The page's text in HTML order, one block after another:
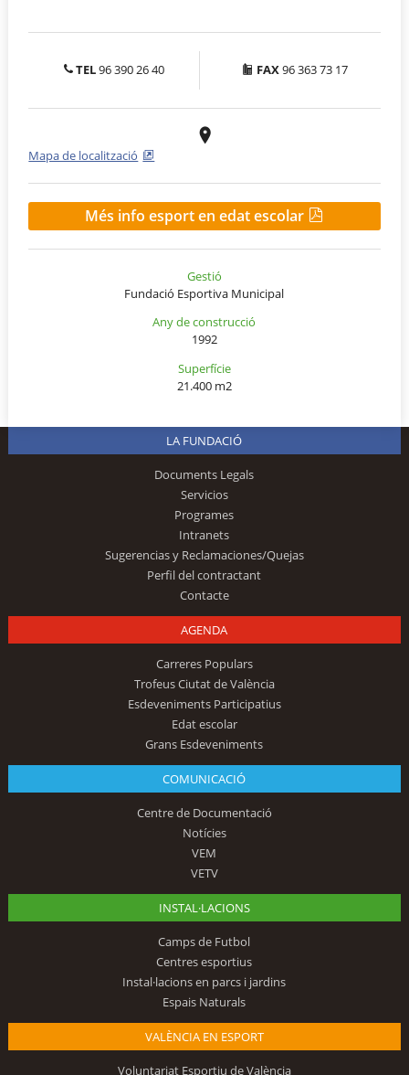
TEL96 390 26 40 FAX96 363 73 17
Mapa de localització
Més info esport en edat escolar
Gestió
Fundació Esportiva Municipal
Any de construcció
1992
Superfície
21.400 m2
LA FUNDACIÓ
Documents Legals
Servicios
Programes
Intranets
Sugerencias y Reclamaciones/Quejas
Perfil del contractant
Contacte
AGENDA
Carreres Populars
Trofeus Ciutat de València
Esdeveniments Participatius
Edat escolar
Grans Esdeveniments
COMUNICACIÓ
Centre de Documentació
Notícies
VEM
VETV
INSTAL·LACIONS
Camps de Futbol
Centres esportius
Instal·lacions en parcs i jardins
Espais Naturals
VALÈNCIA EN ESPORT
Voluntariat Esportiu de València